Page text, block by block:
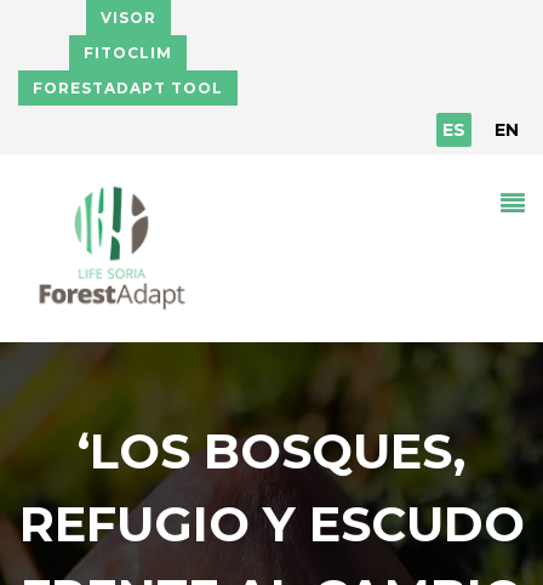
Pasar al contenido principal
VISOR
FITOCLIM
FORESTADAPT TOOL
ES EN
‘LOS BOSQUES,
REFUGIO Y ESCUDO